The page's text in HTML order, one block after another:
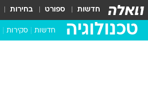
חדשות ספורט בחירות
טכנולוגיה חדשות סקירות